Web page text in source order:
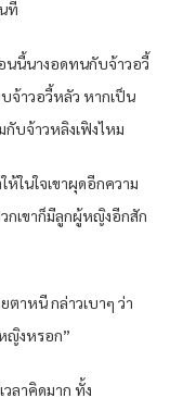
ที
นนี้นางอดทนกับจ้าวอวี้
จ้าวอวี้หลัว หากเป็น
กับจ้าวหลิงเฟิงไหม
ในใจเขาผุดอีกความ
กเขาก็มีลูกผู้หญิงอีกสัก
าหนี กล่าวเบาๆ ว่า
ญิงหรอก”
ลาคิดมาก ทั้ง